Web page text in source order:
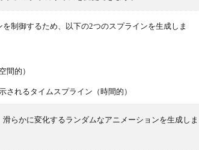
制御するため、以下の2つのスプラインを生成しま
間的）
されるタイムスプライン（時間的）
らかに変化するランダムなアニメーションを生成しま